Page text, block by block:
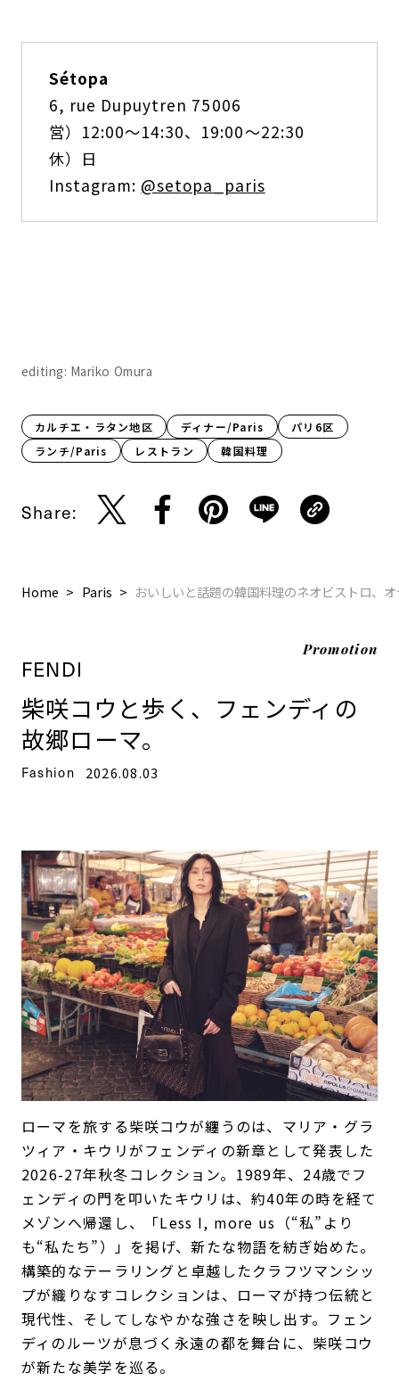
Sétopa
6, rue Dupuytren 75006
営）12:00～14:30、19:00～22:30
休）日
Instagram: @setopa_paris
editing: Mariko Omura
カルチエ・ラタン地区 ディナー/Paris
パリ6区
ランチ/Paris
レストラン 韓国料理
Share:
Home Paris おいしいと話題の韓国料理のネオビストロ、
Promotion
FENDI
柴咲コウと歩く、フェンディの
故郷ローマ。
Fashion 2026.08.03
ローマを旅する柴咲コウが纏うのは、マリア・グラ
ツィア・キウリがフェンディの新章として発表した
2026-27年秋冬コレクション。1989年、24歳でフ
ェンディの門を叩いたキウリは、約40年の時を経て
メゾンへ帰還し、「Less I, more us（“私”より
も“私たち”）」を掲げ、新たな物語を紡ぎ始めた。
構築的なテーラリングと卓越したクラフツマンシッ
プが織りなすコレクションは、ローマが持つ伝統と
現代性、そしてしなやかな強さを映し出す。フェン
ディのルーツが息づく永遠の都を舞台に、柴咲コウ
が新たな美学を巡る。